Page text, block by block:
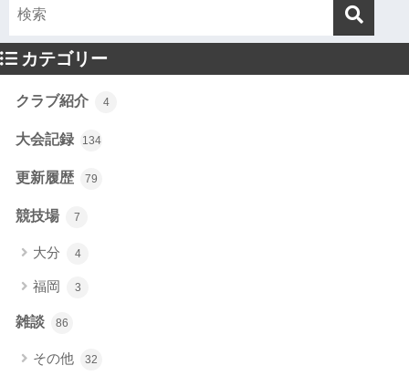
カテゴリー
クラブ紹介 4
大会記録 134
更新履歴 79
競技場 7
大分 4
福岡 3
雑談 86
その他 32